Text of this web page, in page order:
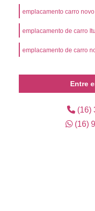
Emplacamento Mercosul
Ribeirão Preto
Emplacar o Veículo
Novo
Emplacar
Credenciada para
de Emplacamento
Empresa de
emplacamento carro
emplacamento de carro
emplacamento de carro
Entre
(16)
(16)